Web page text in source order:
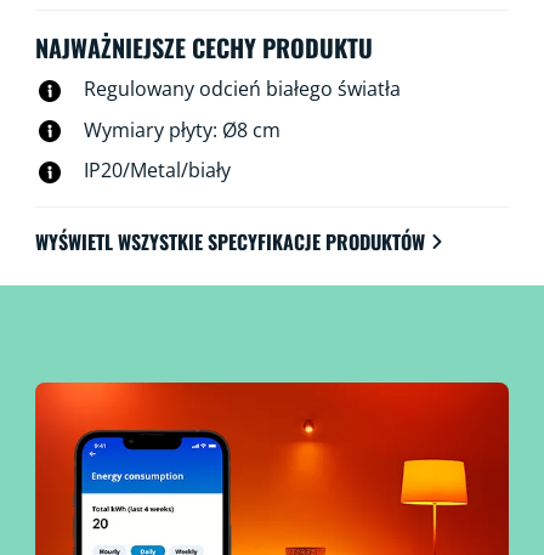
NAJWAŻNIEJSZE CECHY PRODUKTU
Regulowany odcień białego światła
Wymiary płyty: Ø8 cm
IP20/Metal/biały
WYŚWIETL WSZYSTKIE SPECYFIKACJE PRODUKTÓW